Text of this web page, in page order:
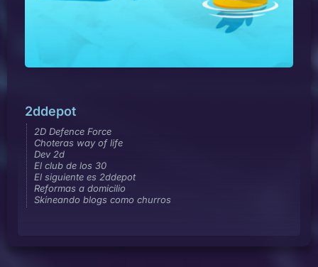
2ddepot
2D Defence Force
Choteras way of life
Dev 2d
El club de los 30
El siguiente es 2ddepot
Reformas a domicilio
Skineando blogs como churros